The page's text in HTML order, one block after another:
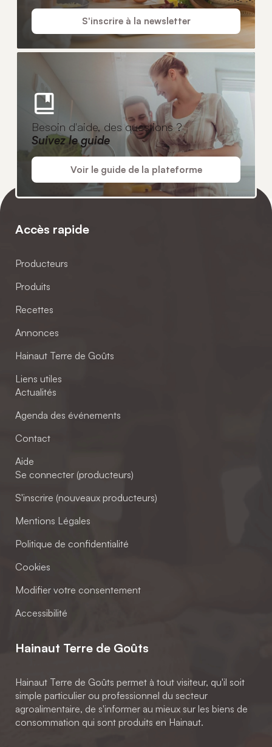
S'inscrire à la newsletter
Besoin d'aide, des questions ?
Suivez le guide
Voir le guide de la plateforme
Accès rapide
Producteurs
Produits
Recettes
Annonces
Hainaut Terre de Goûts
Liens utiles
Actualités
Agenda des événements
Contact
Aide
Se connecter (producteurs)
S'inscrire (nouveaux producteurs)
Mentions Légales
Politique de confidentialité
Cookies
Modifier votre consentement
Accessibilité
Hainaut Terre de Goûts
Hainaut Terre de Goûts permet à tout visiteur, qu'il soit
simple particulier ou professionnel du secteur
agroalimentaire, de s'informer au mieux sur les biens de
consommation qui sont produits en Hainaut.